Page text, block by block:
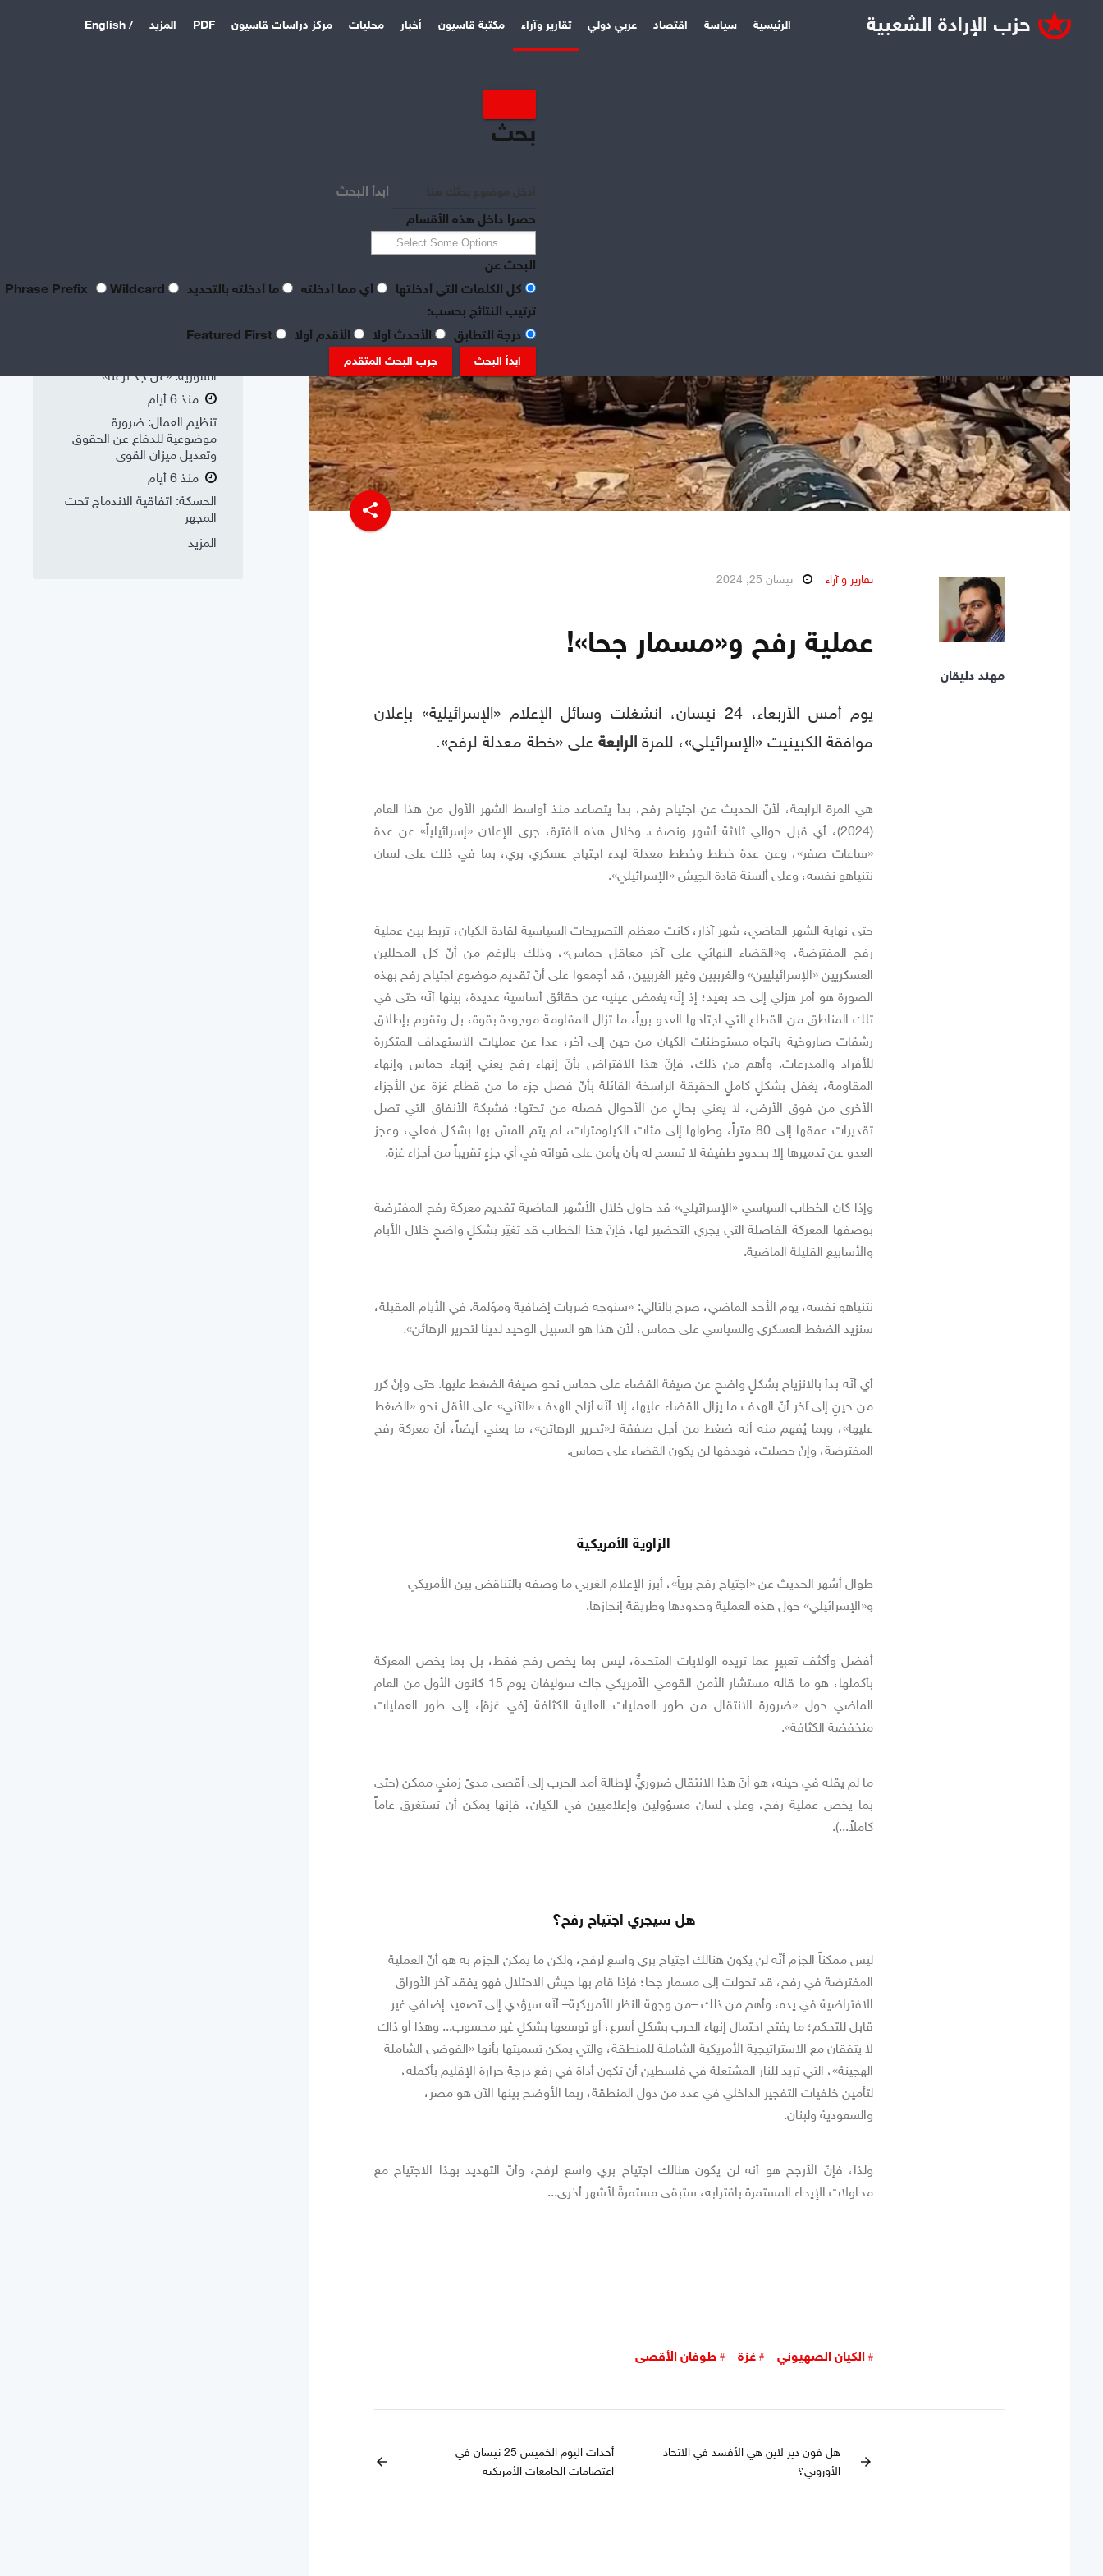
الرئيسية سياسة اقتصاد عربي دولي تقارير وآراء مكتبة قاسيون أخبار محليات مركز دراسات قاسيون PDF المزيد / English
بحث
ابدأ البحث
حصرا داخل هذه الأقسام
البحث عن
كل الكلمات التي أدخلتها
أي مما أدخلته ما أدخلته بالتحديد
Wildcard
ترتيب النتائج بحسب:
درجة التطابق
الأحدث أولا الأقدم أولا
ابدأ البحث جرب البحث المتقدم
share
مهند دليقان
تقارير و آراء نيسان 25, 2024
عملية رفح و«مسمار جحا»!
يوم أمس الأربعاء، 24 نيسان، انشغلت وسائل الإعلام «الإسرائيلية» بإعلان
موافقة الكبينيت «الإسرائيلي»، للمرة الرابعة على «خطة معدلة لرفح».
هي المرة الرابعة، لأنّ الحديث عن اجتياح رفح، بدأ يتصاعد منذ أواسط الشهر الأول من هذا العام
(2024)، أي قبل حوالي ثلاثة أشهر ونصف. وخلال هذه الفترة، جرى الإعلان «إسرائيلياً» عن عدة
«ساعات صفر»، وعن عدة خطط وخطط معدلة لبدء اجتياح عسكري بري، بما في ذلك على لسان
نتنياهو نفسه، وعلى ألسنة قادة الجيش «الإسرائيلي».
حتى نهاية الشهر الماضي، شهر آذار، كانت معظم التصريحات السياسية لقادة الكيان، تربط بين عملية
رفح المفترضة، و«القضاء النهائي على آخر معاقل حماس»، وذلك بالرغم من أنّ كل المحللين
العسكريين «الإسرائيليين» والغربيين وغير الغربيين، قد أجمعوا على أنّ تقديم موضوع اجتياح رفح بهذه
الصورة هو أمر هزلي إلى حد بعيد؛ إذ إنّه يغمض عينيه عن حقائق أساسية عديدة، بينها أنّه حتى في
تلك المناطق من القطاع التي اجتاحها العدو برياً، ما تزال المقاومة موجودة بقوة، بل وتقوم بإطلاق
رشقات صاروخية باتجاه مستوطنات الكيان من حين إلى آخر، عدا عن عمليات الاستهداف المتكررة
للأفراد والمدرعات. وأهم من ذلك، فإنّ هذا الافتراض بأنّ إنهاء رفح يعني إنهاء حماس وإنهاء
المقاومة، يغفل بشكلٍ كاملٍ الحقيقة الراسخة القائلة بأنّ فصل جزء ما من قطاع غزة عن الأجزاء
الأخرى من فوق الأرض، لا يعني بحالٍ من الأحوال فصله من تحتها؛ فشبكة الأنفاق التي تصل
تقديرات عمقها إلى 80 متراً، وطولها إلى مئات الكيلومترات، لم يتم المسّ بها بشكل فعلي، وعجز
العدو عن تدميرها إلا بحدودٍ طفيفة لا تسمح له بأن يأمن على قواته في أي جزءٍ تقريباً من أجزاء غزة.
وإذا كان الخطاب السياسي «الإسرائيلي» قد حاول خلال الأشهر الماضية تقديم معركة رفح المفترضة
بوصفها المعركة الفاصلة التي يجري التحضير لها، فإنّ هذا الخطاب قد تغيّر بشكلٍ واضحٍ خلال الأيام
والأسابيع القليلة الماضية.
نتنياهو نفسه، يوم الأحد الماضي، صرح بالتالي: «سنوجه ضربات إضافية ومؤلمة. في الأيام المقبلة،
سنزيد الضغط العسكري والسياسي على حماس، لأن هذا هو السبيل الوحيد لدينا لتحرير الرهائن».
أي أنّه بدأ بالانزياح بشكلٍ واضحٍ عن صيغة القضاء على حماس نحو صيغة الضغط عليها. حتى وإنْ كرر
من حينٍ إلى آخر أنّ الهدف ما يزال القضاء عليها، إلا أنّه أزاح الهدف «الآني» على الأقل نحو «الضغط
عليها»، وبما يُفهم منه أنه ضغط من أجل صفقة لـ«تحرير الرهائن»، ما يعني أيضاً، أنّ معركة رفح
المفترضة، وإنْ حصلت، فهدفها لن يكون القضاء على حماس.
الزاوية الأمريكية
طوال أشهر الحديث عن «اجتياح رفح برياً»، أبرز الإعلام الغربي ما وصفه بالتناقض بين الأمريكي
و«الإسرائيلي» حول هذه العملية وحدودها وطريقة إنجازها.
أفضل وأكثف تعبيرٍ عما تريده الولايات المتحدة، ليس بما يخص رفح فقط، بل بما يخص المعركة
بأكملها، هو ما قاله مستشار الأمن القومي الأمريكي جاك سوليفان يوم 15 كانون الأول من العام
الماضي حول «ضرورة الانتقال من طور العمليات العالية الكثافة [في غزة]، إلى طور العمليات
منخفضة الكثافة».
ما لم يقله في حينه، هو أنّ هذا الانتقال ضروريٌّ لإطالة أمد الحرب إلى أقصى مدىً زمنيٍ ممكن (حتى
بما يخص عملية رفح، وعلى لسان مسؤولين وإعلاميين في الكيان، فإنها يمكن أن تستغرق عاماً
كاملاً...).
هل سيجري اجتياح رفح؟
ليس ممكناً الجزم أنّه لن يكون هنالك اجتياح بري واسع لرفح، ولكن ما يمكن الجزم به هو أنّ العملية
المفترضة في رفح، قد تحولت إلى مسمار جحا؛ فإذا قام بها جيش الاحتلال فهو يفقد آخر الأوراق
الافتراضية في يده، وأهم من ذلك –من وجهة النظر الأمريكية– أنّه سيؤدي إلى تصعيد إضافي غير
قابل للتحكم؛ ما يفتح احتمال إنهاء الحرب بشكلٍ أسرع، أو توسعها بشكلٍ غير محسوب... وهذا أو ذاك
لا يتفقان مع الاستراتيجية الأمريكية الشاملة للمنطقة، والتي يمكن تسميتها بأنها «الفوضى الشاملة
الهجينة»، التي تريد للنار المشتعلة في فلسطين أن تكون أداة في رفع درجة حرارة الإقليم بأكمله،
لتأمين خلفيات التفجير الداخلي في عدد من دول المنطقة، ربما الأوضح بينها الآن هو مصر،
والسعودية ولبنان.
ولذا، فإنّ الأرجح هو أنه لن يكون هنالك اجتياح بري واسع لرفح، وأنّ التهديد بهذا الاجتياح مع
محاولات الإيحاء المستمرة باقترابه، ستبقى مستمرةً لأشهر أخرى...
الكيان الصهيوني غزة طوفان الأقصى
arrow_forward
هل فون دير لاين هي الأفسد في الاتحاد
الأوروبي؟
أحداث اليوم الخميس 25 نيسان في
اعتصامات الجامعات الأمريكية
arrow_back
تعقيبٌ عمالي على طروحات
الصناعي نور الدين سمحا حول
السورية: «عن جد نزعتا»
منذ 6 أيام
تنظيم العمال: ضرورة
موضوعية للدفاع عن الحقوق
وتعديل ميزان القوى
منذ 6 أيام
الحسكة: اتفاقية الاندماج تحت
المجهر
المزيد